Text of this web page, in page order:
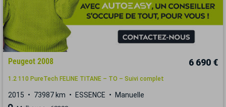
Peugeot 2008 6 690 €
1.2 110 PureTech FELINE TITANE – TO – Suivi complet
2015 73987 km ESSENCE Manuelle